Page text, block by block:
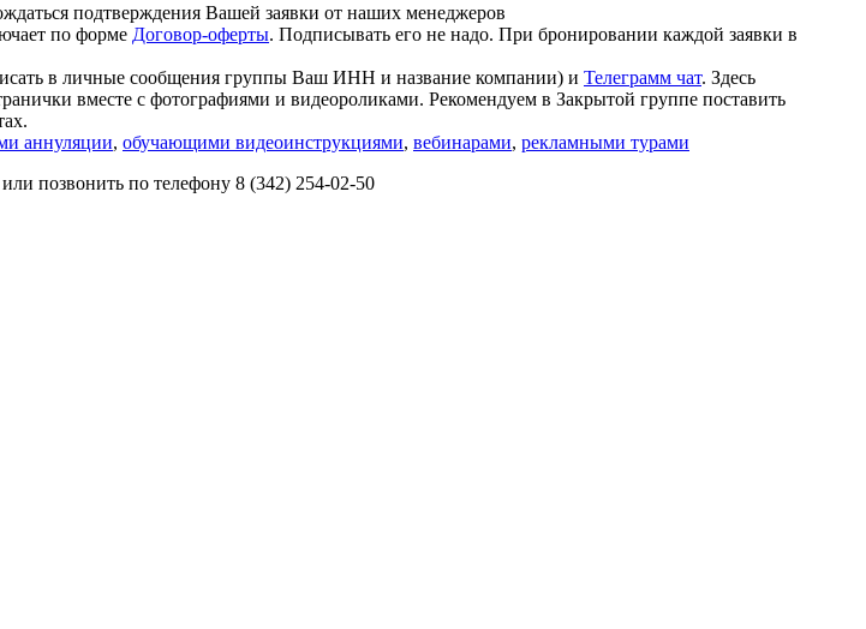
подтверждения Вашей заявки от наших менеджеров
по форме Договор-оферты. Подписывать его не надо. При бронировании каждой заявки в
в личные сообщения группы Ваш ИНН и название компании) и Телеграмм чат. Здесь
вместе с фотографиями и видеороликами. Рекомендуем в Закрытой группе поставить
аннуляции, обучающими видеоинструкциями, вебинарами, рекламными турами
или позвонить по телефону 8 (342) 254-02-50